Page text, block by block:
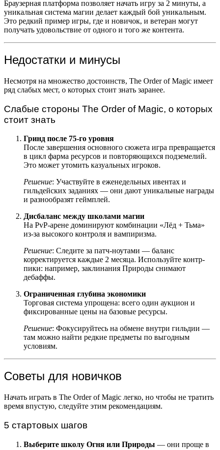
Браузерная платформа позволяет начать игру за 2 минуты, а
уникальная система магии делает каждый бой уникальным.
Это редкий пример игры, где и новичок, и ветеран могут
получать удовольствие от одного и того же контента.
Недостатки и минусы
Несмотря на множество достоинств, The Order of Magic имеет
ряд слабых мест, о которых стоит знать заранее.
Слабые стороны The Order of Magic, о которых
стоит знать
Гринд после 75-го уровня
После завершения основного сюжета игра превращается
в цикл фарма ресурсов и повторяющихся подземелий.
Это может утомить казуальных игроков.
Решение: Участвуйте в еженедельных ивентах и
гильдейских заданиях — они дают уникальные награды
и разнообразят геймплей.
Дисбаланс между школами магии
На PvP-арене доминируют комбинации «Лёд + Тьма»
из-за высокого контроля и вампиризма.
Решение: Следите за патч-ноутами — баланс
корректируется каждые 2 месяца. Используйте контр-
пики: например, заклинания Природы снимают
дебаффы.
Ограниченная глубина экономики
Торговая система упрощена: всего один аукцион и
фиксированные цены на базовые ресурсы.
Решение: Фокусируйтесь на обмене внутри гильдии —
там можно найти редкие предметы по выгодным
условиям.
Советы для новичков
Начать играть в The Order of Magic легко, но чтобы не тратить
время впустую, следуйте этим рекомендациям.
5 стартовых шагов
Выберите школу Огня или Природы — они проще в